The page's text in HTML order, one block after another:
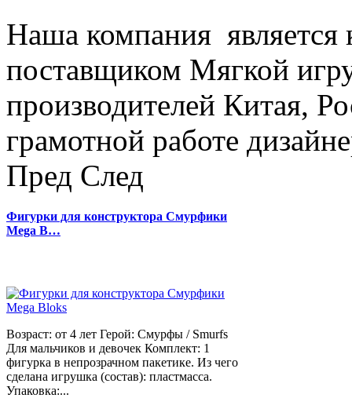
Наша компания
поставщиком Мягкой
производителей Китая,
грамотной работе
Пред След
Фигурки для конструктора Смурфики
Mega B…
Возраст: от 4 лет Герой: Смурфы / Smurfs
Для мальчиков и девочек Комплект: 1
фигурка в непрозрачном пакетике. Из чего
сделана игрушка (состав): пластмасса.
Упаковка:...